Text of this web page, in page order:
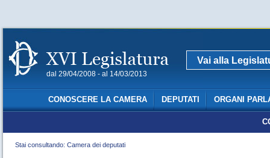
dal 29/04/2008 - al 14/03/2013
Vai alla
CONOSCERE LA CAMERA DEPUTATI ORGANI
Stai consultando: Camera dei deputati